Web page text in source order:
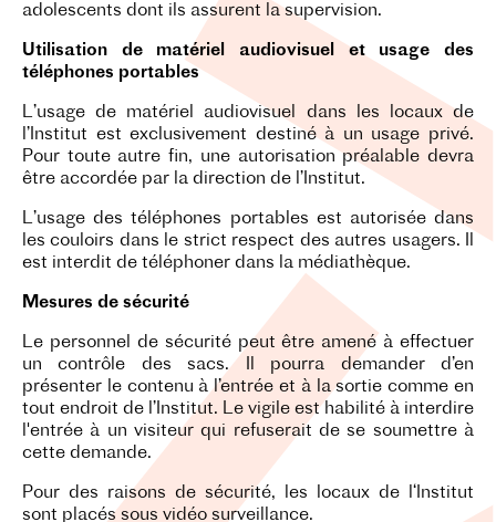
adolescents dont ils assurent la supervision.
Utilisation de matériel audiovisuel et usage des
téléphones portables
L’usage de matériel audiovisuel dans les locaux de
l’Institut est exclusivement destiné à un usage privé.
Pour toute autre fin, une autorisation préalable devra
être accordée par la direction de l’Institut.
L’usage des téléphones portables est autorisée dans
les couloirs dans le strict respect des autres usagers. Il
est interdit de téléphoner dans la médiathèque.
Mesures de sécurité
Le personnel de sécurité peut être amené à effectuer
un contrôle des sacs. Il pourra demander d’en
présenter le contenu à l’entrée et à la sortie comme en
tout endroit de l’Institut. Le vigile est habilité à interdire
l'entrée à un visiteur qui refuserait de se soumettre à
cette demande.
Pour des raisons de sécurité, les locaux de l‘Institut
sont placés sous vidéo surveillance.